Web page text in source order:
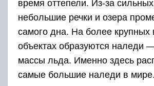
время оттепели. Из-за
небольшие речки и озера
самого дна. На более крупных
объектах образуются наледи
массы льда. Именно здесь
самые большие наледи в мире.